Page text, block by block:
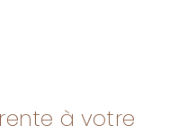
à votre